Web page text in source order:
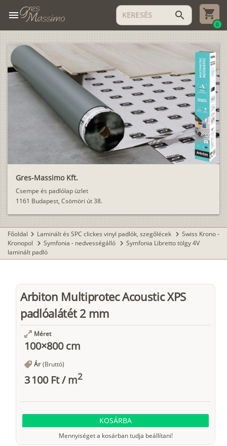
menu search
0
Gres-Massimo Kft.
Csempe és padlólap üzlet
1161 Budapest, Csömöri út 38.
Főoldal chevron_right Laminált és SPC clickes vinyl padlók, szegőlécek chevron_right Swiss Krono -
Kronopol chevron_right Symfonia - nedvességálló chevron_right Symfonia Libretto tölgy 4V
laminált padló
Arbiton Multiprotec Acoustic XPS
padlóalátét 2 mm
Méret
100×800 cm
Ár (Bruttó)
3 100 Ft/m2
KOSÁRBA
Mennyiséget a kosárban tudja beállítani!